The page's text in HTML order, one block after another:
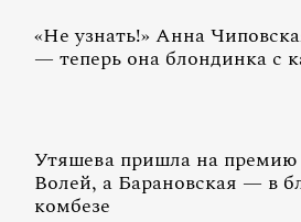
«Не узнать!» Анна
— теперь она блондинка с
Утяшева пришла на
Волей, а Барановская — в
комбезе